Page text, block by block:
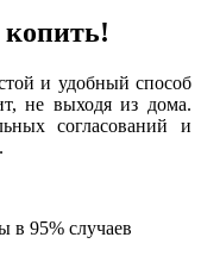
и удобный способ
не выходя из дома.
согласований и
в 95% случаев